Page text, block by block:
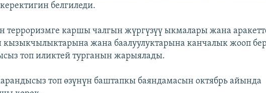
керектигин белгиледи.
каршы чалгын жүргүзүү ыкмалары жана
кызыкчылыктарына жана баалуулуктарына канчалык жооп
топ иликтей турганын жарыялады.
топ өзүнүн баштапкы баяндамасын октябрь айында